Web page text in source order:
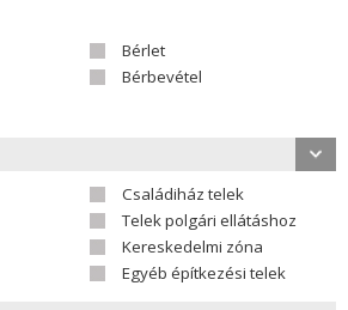
Bérlet
Bérbevétel
Családiház telek
Telek polgári ellátáshoz
Kereskedelmi zóna
Egyéb építkezési telek